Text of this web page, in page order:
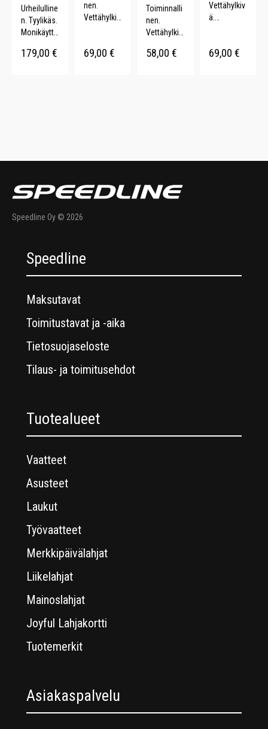
Urheilulline
n. Tyylikäs.
Monikäyttö
Vettähylkiv
179,00 €
nen.
Vettähylkiv
Mikrofleec
69,00 €
Toiminnalli
nen.
Vettähylkiv
Fleecevuor
58,00 €
Vettähylkiv
ä.
Säädettävä
69,00 €
Speedline Oy © 2026
Speedline
Maksutavat
Toimitustavat ja -aika
Tietosuojaseloste
Tilaus- ja toimitusehdot
Tuotealueet
Vaatteet
Asusteet
Laukut
Työvaatteet
Merkkipäivälahjat
Liikelahjat
Mainoslahjat
Joyful Lahjakortti
Tuotemerkit
Asiakaspalvelu